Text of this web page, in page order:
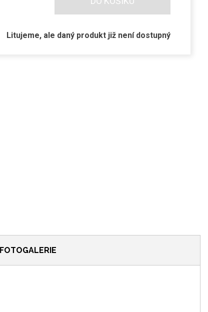
Litujeme, ale daný produkt již není dostupný
FOTOGALERIE